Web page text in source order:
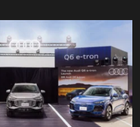
配備，The Golf持續位居同級